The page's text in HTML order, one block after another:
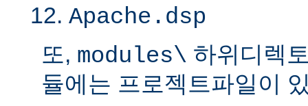
Apache.dsp
또, modules\ 하위디렉
듈에는 프로젝트파일이